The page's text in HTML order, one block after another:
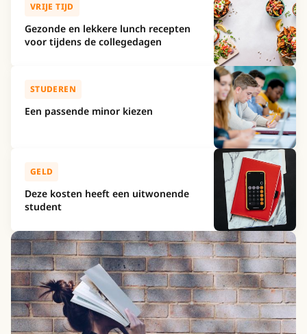
VRIJE TIJD
Gezonde en lekkere lunch recepten
voor tijdens de collegedagen
STUDEREN
Een passende minor kiezen
GELD
Deze kosten heeft een uitwonende
student